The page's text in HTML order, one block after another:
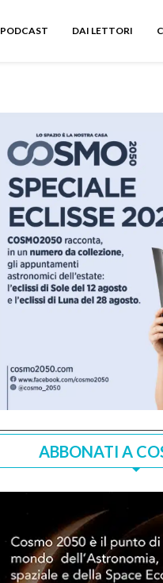
PODCAST DAI LETTORI
ABBONATI A